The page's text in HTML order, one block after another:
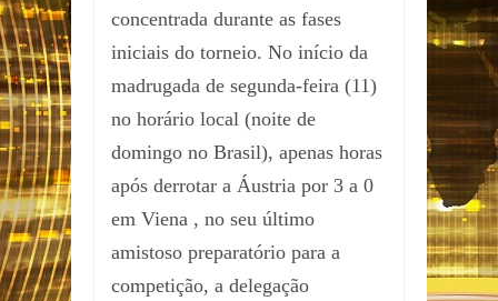
concentrada durante as fases
iniciais do torneio. No início da
madrugada de segunda-feira (11)
no horário local (noite de
domingo no Brasil), apenas horas
após derrotar a Áustria por 3 a 0
em Viena , no seu último
amistoso preparatório para a
competição, a delegação